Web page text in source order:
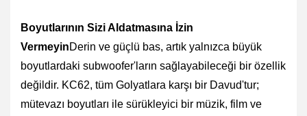
Boyutlarının Sizi Aldatmasına İzin
VermeyinDerin ve güçlü bas, artık yalnızca büyük
boyutlardaki subwoofer'ların sağlayabileceği bir özellik
değildir. KC62, tüm Golyatlara karşı bir Davud'tur;
mütevazı boyutları ile sürükleyici bir müzik, film ve